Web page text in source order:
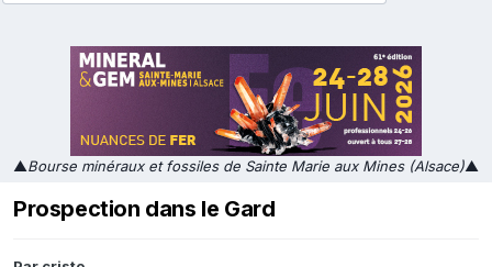
▲Bourse minéraux et fossiles de Sainte Marie aux Mines (Alsace)▲
Prospection dans le Gard